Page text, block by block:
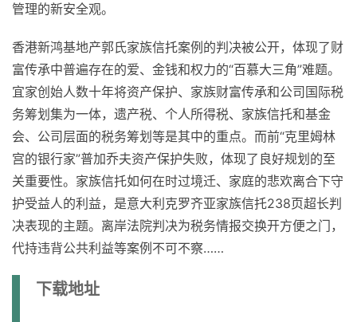
管理的新安全观。
香港新鸿基地产郭氏家族信托案例的判决被公开，体现了财
富传承中普遍存在的爱、金钱和权力的“百慕大三角”难题。
宜家创始人数十年将资产保护、家族财富传承和公司国际税
务筹划集为一体，遗产税、个人所得税、家族信托和基金
会、公司层面的税务筹划等是其中的重点。而前“克里姆林
宫的银行家”普加乔夫资产保护失败，体现了良好规划的至
关重要性。家族信托如何在时过境迁、家庭的悲欢离合下守
护受益人的利益，是意大利克罗齐亚家族信托238页超长判
决表现的主题。离岸法院判决为税务情报交换开方便之门，
代持违背公共利益等案例不可不察……
下载地址